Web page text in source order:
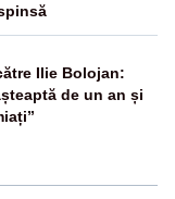
Ilie Bolojan:
de un an și